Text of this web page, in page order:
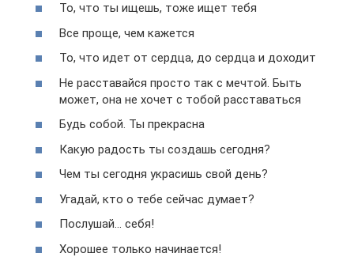
То, что ты ищешь, тоже ищет тебя
Все проще, чем кажется
То, что идет от сердца, до сердца и доходит
Не расставайся просто так с мечтой. Быть
может, она не хочет с тобой расставаться
Будь собой. Ты прекрасна
Какую радость ты создашь сегодня?
Чем ты сегодня украсишь свой день?
Угадай, кто о тебе сейчас думает?
Послушай… себя!
Хорошее только начинается!